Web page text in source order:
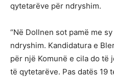
qytetarëve për ndryshim.
“Në Dollnen sot pamë me
ndryshim. Kandidatura e
për një Komunë e cila do të
të qytetarëve. Pas datës 19